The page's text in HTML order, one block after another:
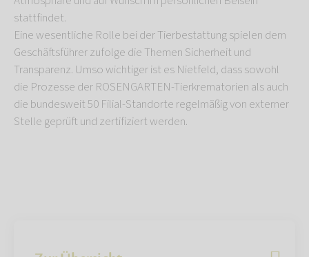
stattfindet.
Eine wesentliche Rolle bei der Tierbestattung spielen dem
Geschäftsführer zufolge die Themen Sicherheit und
Transparenz. Umso wichtiger ist es Nietfeld, dass sowohl
die Prozesse der ROSENGARTEN-Tierkrematorien als auch
die bundesweit 50 Filial-Standorte regelmäßig von externer
Stelle geprüft und zertifiziert werden.